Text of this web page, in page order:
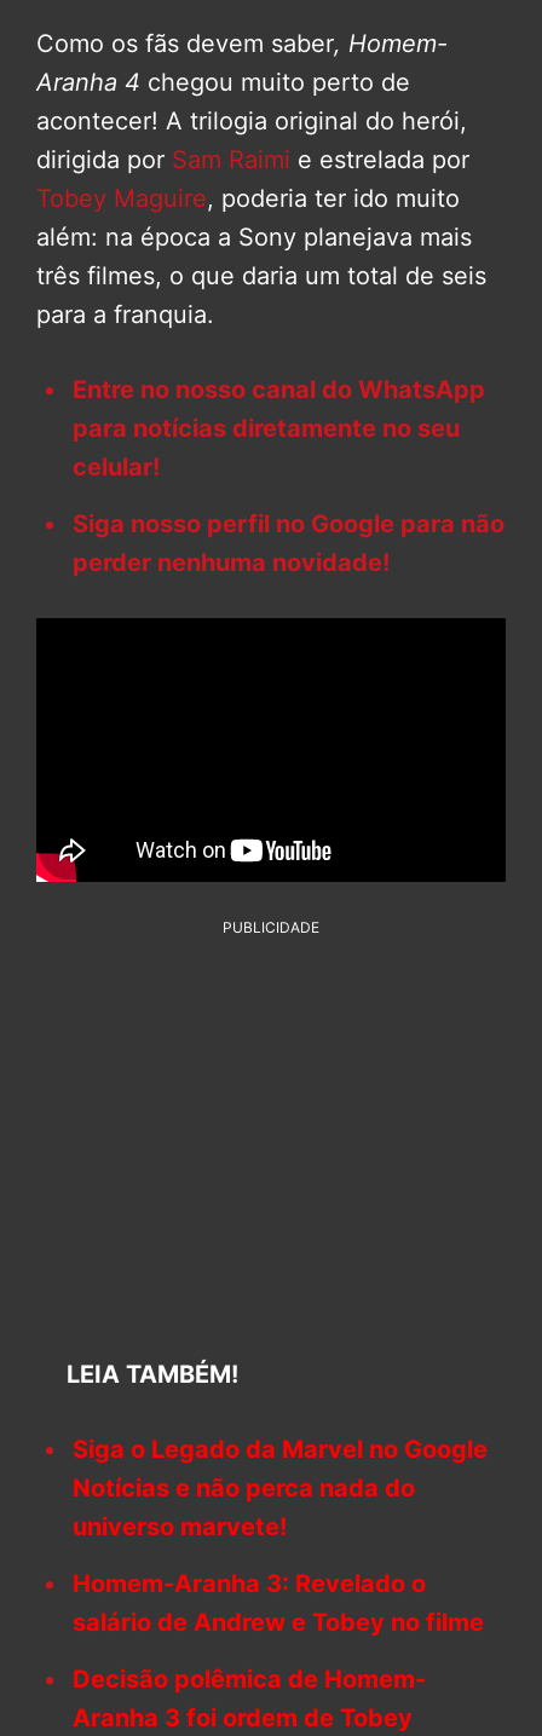
Como os fãs devem saber, Homem-
Aranha 4 chegou muito perto de
acontecer! A trilogia original do herói,
dirigida por Sam Raimi e estrelada por
Tobey Maguire, poderia ter ido muito
além: na época a Sony planejava mais
três filmes, o que daria um total de seis
para a franquia.
Entre no nosso canal do WhatsApp
para notícias diretamente no seu
celular!
Siga nosso perfil no Google para não
perder nenhuma novidade!
PUBLICIDADE
LEIA TAMBÉM!
Siga o Legado da Marvel no Google
Notícias e não perca nada do
universo marvete!
Homem-Aranha 3: Revelado o
salário de Andrew e Tobey no filme
Decisão polêmica de Homem-
Aranha 3 foi ordem de Tobey